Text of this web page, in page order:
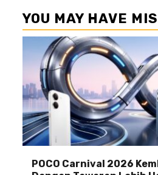
YOU MAY HAVE
POCO Carnival 2026